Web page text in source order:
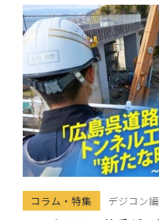
コラム・特集 デジコン